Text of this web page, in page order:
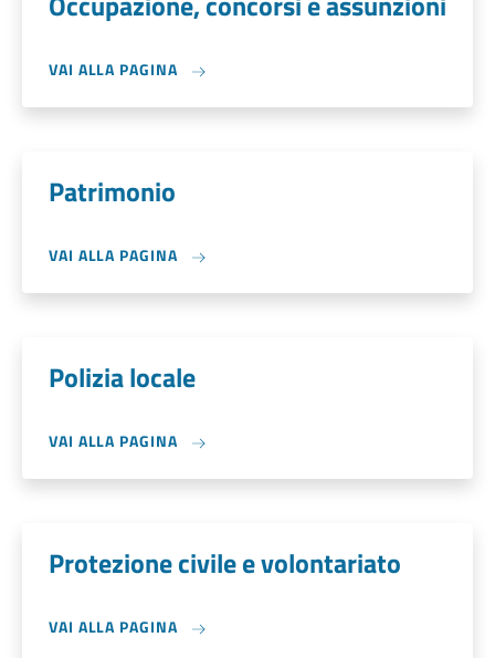
VAI ALLA PAGINA
Patrimonio
VAI ALLA PAGINA
Polizia locale
VAI ALLA PAGINA
Protezione civile e volontariato
VAI ALLA PAGINA